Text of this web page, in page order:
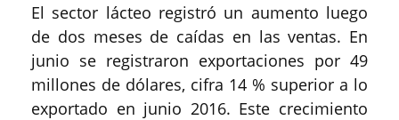
El sector lácteo registró un aumento luego
de dos meses de caídas en las ventas. En
junio se registraron exportaciones por 49
millones de dólares, cifra 14 % superior a lo
exportado en junio 2016. Este crecimiento